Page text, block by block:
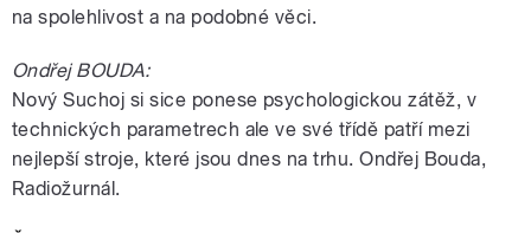
na spolehlivost a na podobné věci.
Ondřej BOUDA:
Nový Suchoj si sice ponese psychologickou zátěž, v
technických parametrech ale ve své třídě patří mezi
nejlepší stroje, které jsou dnes na trhu. Ondřej Bouda,
Radiožurnál.